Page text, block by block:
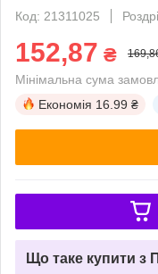
Код: 21311025
152,87 ₴
Мінімальна сума
Економія 16.99 ₴
Що таке купити з